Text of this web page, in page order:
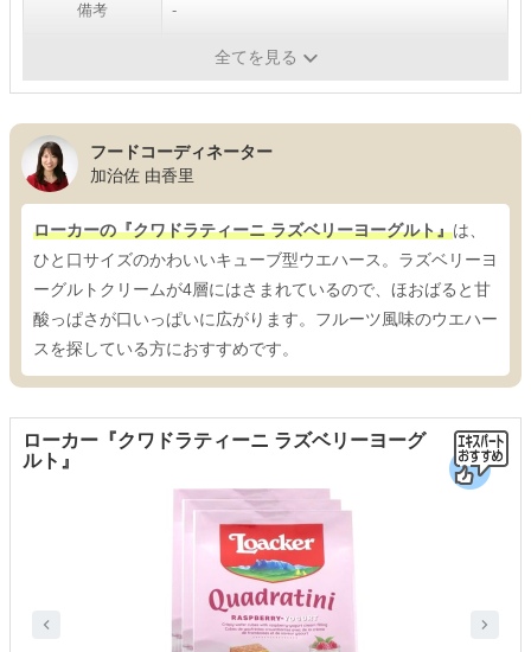
備考 -
16枚×6個全てを見る
フードコーディネーター
加治佐 由香里
ローカーの『クワドラティーニ ラズベリーヨーグルト』は、
ひと口サイズのかわいいキューブ型ウエハース。ラズベリーヨ
ーグルトクリームが4層にはさまれているので、ほおばると甘
酸っぱさが口いっぱいに広がります。フルーツ風味のウエハー
スを探している方におすすめです。
ローカー『クワドラティーニ ラズベリーヨーグ
ルト』